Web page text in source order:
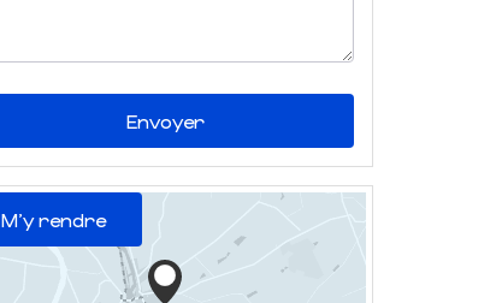
Envoyer
M'y rendre